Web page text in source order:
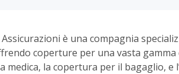
è una compagnia
coperture per una vasta gamma
medica, la copertura per il bagaglio, e